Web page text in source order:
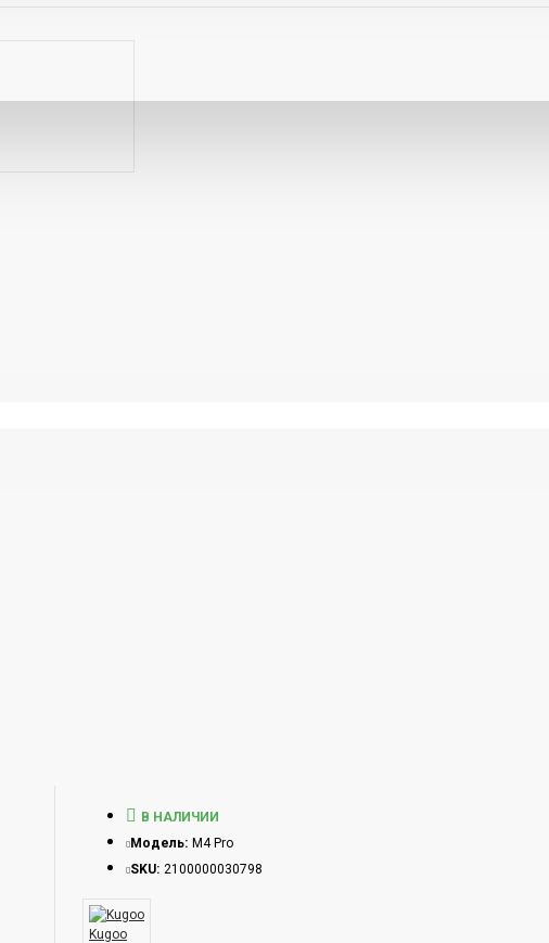
В НАЛИЧИИ
Модель: M4 Pro
SKU: 2100000030798
Kugoo